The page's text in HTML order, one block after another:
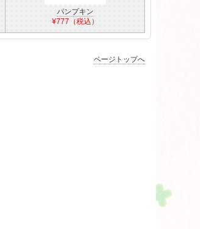
パンプキン
¥777（税込）
ページトップへ